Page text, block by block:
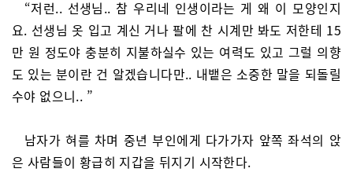
“저런.. 선생님.. 참 우리네 인생이라는 게 왜 이 모양인지
요. 선생님 옷 입고 계신 거나 팔에 찬 시계만 봐도 저한테 15
만 원 정도야 충분히 지불하실수 있는 여력도 있고 그럴 의향
도 있는 분이란 건 알겠습니다만.. 내뱉은 소중한 말을 되돌릴
수야 없으니.. ”
남자가 혀를 차며 중년 부인에게 다가가자 앞쪽 좌석의 앉
은 사람들이 황급히 지갑을 뒤지기 시작한다.